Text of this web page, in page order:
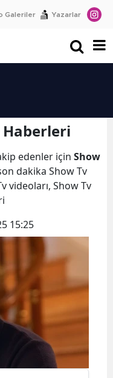
Galeriler Yazarlar
Haberleri
edenler için Show
dakika Show Tv
videoları, Show Tv
15:25